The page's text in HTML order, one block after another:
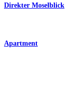
Direkter Moselblick
Apartment